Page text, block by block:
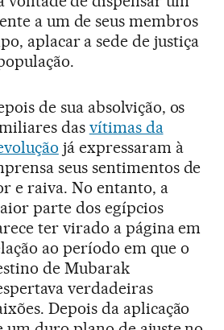
a um de seus membros
aplacar a sede de justiça
de sua absolvição, os
das vítimas da
já expressaram à
seus sentimentos de
e raiva. No entanto, a
parte dos egípcios
ter virado a página em
ao período em que o
de Mubarak
verdadeiras
Depois da aplicação